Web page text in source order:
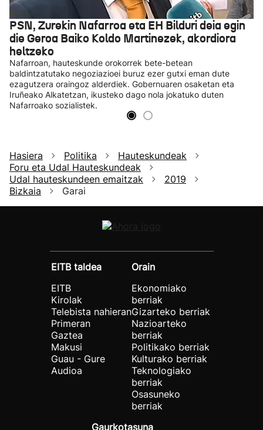
PSN, Zurekin Nafarroa eta EH Bilduri deia egin
die Geroa Baiko Koldo Martinezek, akordiora
heltzeko
Nafarroan, hauteskunde orokorrek bete-betean
baldintzatutako negoziazioei buruz ezer gutxi eman dute
ezagutzera oraingoz alderdiek. Gobernuaren osaketan eta
Iruñeako Alkatetzan, ikusteko dago nola jokatuko duten
Nafarroako sozialistek.
Hasiera Politika
Hauteskundeak
Foru eta Udal Hauteskundeak
Udal hauteskundeen emaitzak
2019
Bizkaia
Garai
EITB taldea
EITB
Kirolak
Telebista nahieran
Primeran
Gaztea
Makusi
Guau - Gure
Audioa
Orain
Ekonomiako
berriak
Gizarteko berriak
Nazioarteko
berriak
Politikako berriak
Kulturako berriak
Teknologiako
berriak
Osasuneko
berriak
Gaurkotasuna